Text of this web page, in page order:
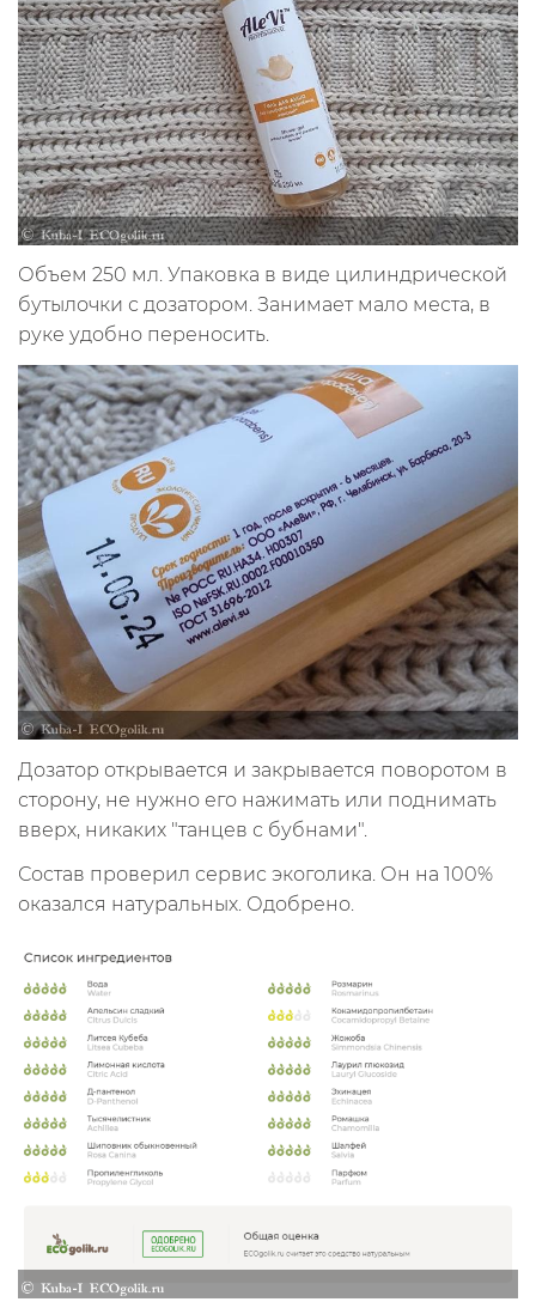
Объем 250 мл. Упаковка в виде цилиндрической
бутылочки с дозатором. Занимает мало места, в
руке удобно переносить.
Дозатор открывается и закрывается поворотом в
сторону, не нужно его нажимать или поднимать
вверх, никаких "танцев с бубнами".
Состав проверил сервис экоголика. Он на 100%
оказался натуральных. Одобрено.